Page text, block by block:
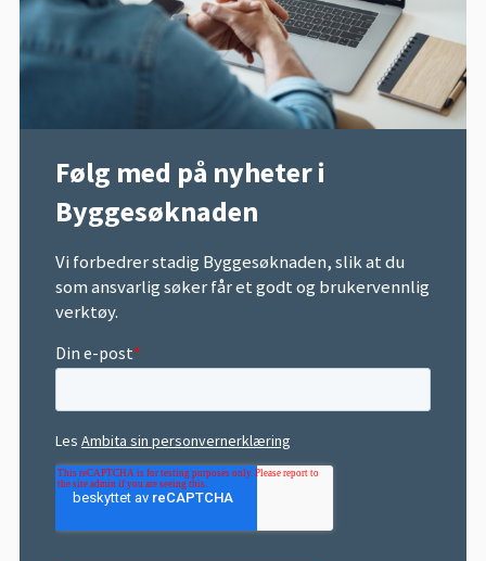
Følg med på nyheter i
Byggesøknaden
Vi forbedrer stadig Byggesøknaden, slik at du
som ansvarlig søker får et godt og brukervennlig
verktøy.